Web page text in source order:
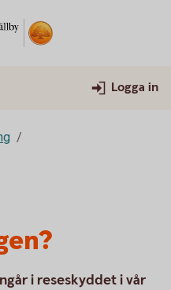
Logga in
i reseskyddet i vår